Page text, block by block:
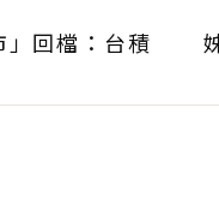
回檔：台積